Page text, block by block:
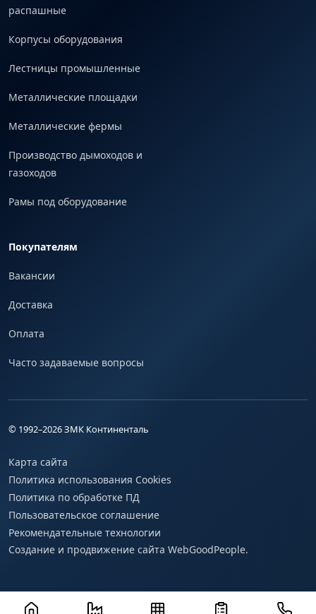
распашные
Корпусы оборудования
Лестницы промышленные
Металлические площадки
Металлические фермы
Производство дымоходов и
газоходов
Рамы под оборудование
Покупателям
Вакансии
Доставка
Оплата
Часто задаваемые вопросы
© 1992–2026ЗМК Континенталь
Карта сайта
Политика использования Cookies
Политика по обработке ПД
Пользовательское соглашение
Рекомендательные технологии
Создание и продвижение сайта WebGoodPeople.